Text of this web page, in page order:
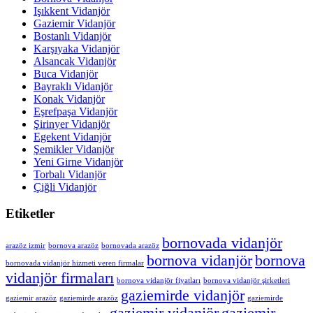
Işıkkent Vidanjör
Gaziemir Vidanjör
Bostanlı Vidanjör
Karşıyaka Vidanjör
Alsancak Vidanjör
Buca Vidanjör
Bayraklı Vidanjör
Konak Vidanjör
Eşrefpaşa Vidanjör
Şirinyer Vidanjör
Egekent Vidanjör
Şemikler Vidanjör
Yeni Girne Vidanjör
Torbalı Vidanjör
Çiğli Vidanjör
Etiketler
arazöz izmir bornova arazöz bornovada arazöz bornovada vidanjör
bornovada vidanjör hizmeti veren firmalar bornova vidanjörbornova
vidanjör firmaları bornova vidanjör fiyatları bornova vidanjör şirketleri
gaziemir arazöz gaziemirde arazöz gaziemirde vidanjör gaziemirde